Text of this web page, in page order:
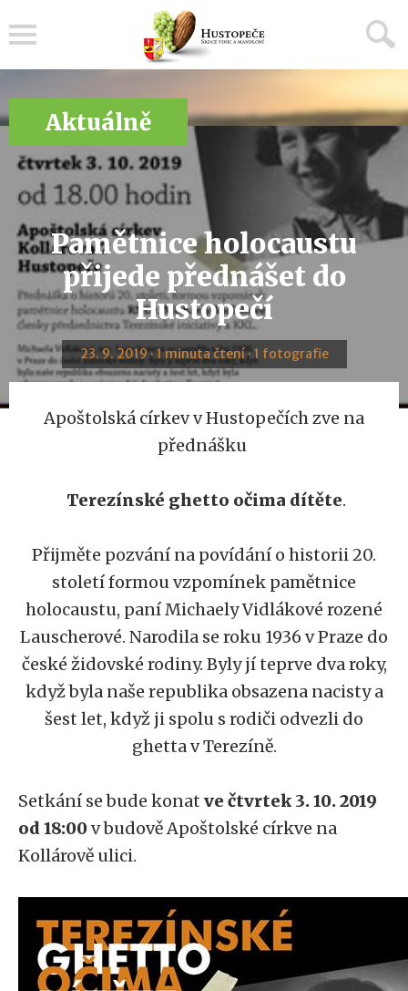
Aktuálně
Pamětnice holocaustu
přijede přednášet do
Hustopečí
23. 9. 2019 · 1 minuta čtení · 1 fotografie
Apoštolská církev v Hustopečích zve na
přednášku
Terezínské ghetto očima dítěte.
Přijměte pozvání na povídání o historii 20.
století formou vzpomínek pamětnice
holocaustu, paní Michaely Vidlákové rozené
Lauscherové. Narodila se roku 1936 v Praze do
české židovské rodiny. Byly jí teprve dva roky,
když byla naše republika obsazena nacisty a
šest let, když ji spolu s rodiči odvezli do
ghetta v Terezíně.
Setkání se bude konat ve čtvrtek 3. 10. 2019
od 18:00v budově Apoštolské církve na
Kollárově ulici.